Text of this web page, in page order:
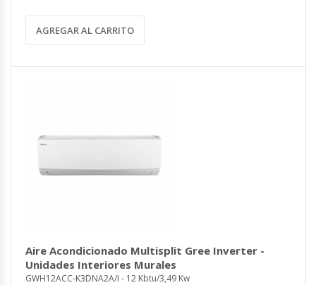
AGREGAR AL CARRITO
Aire Acondicionado Multisplit Gree Inverter -
Unidades Interiores Murales
GWH12ACC-K3DNA2A/I - 12 Kbtu/3,49 Kw